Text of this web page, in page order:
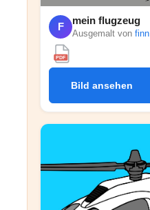
F
mein flugzeug
Ausgemalt von finn
PDF
Bild ansehen